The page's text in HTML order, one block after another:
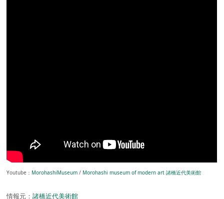
Youtube： MorohashiMuseum / Morohashi museum of modern art 諸橋近代美術館
情報元：諸橋近代美術館